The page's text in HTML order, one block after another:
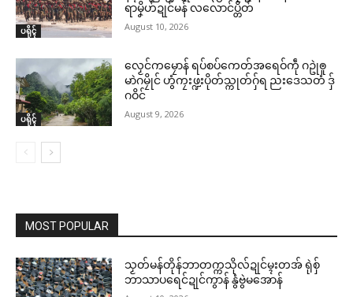
ပရိုၚ်
ရာမၞိဟ်ဍုင်မန် လလောင်ပ္တိတ်
August 10, 2026
ပရိုၚ်
လၟေင်ကမၠောန် ရပ်စပ်ကေတ်အရေဝ်ကဵု ဂဥုဲၜူ
မာဲဂမၠိုင် ဟွံကၠးဖ္ဍးပိုတ်သ္ကုတ်ဂှ်ရ ညးဒေသတံ ဒှ်
ဂဝိင်
August 9, 2026
MOST POPULAR
သၟတ်မန်တိုန်ဘာတက္ကသိုလ်ဍုင်မ္ၚးတအ် ရုဲစှ်
ဘာသာပရေင်ဍုင်ကွာန် နွံဗွဲမအောန်